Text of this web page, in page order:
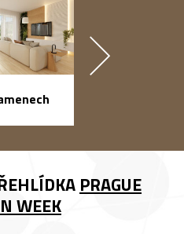
PRAGUE
WEEK